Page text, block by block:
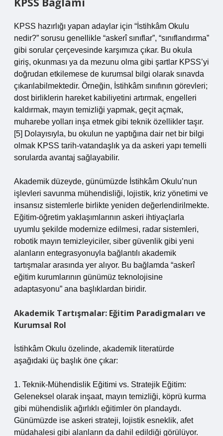
KPSS hazırlığı yapan adaylar için “İstihkâm Okulu
nedir?” sorusu genellikle “askerî sınıflar”, “sınıflandırma”
gibi sorular çerçevesinde karşımıza çıkar. Bu okula
giriş, okunması ya da mezunu olma gibi şartlar KPSS’yi
doğrudan etkilemese de kurumsal bilgi olarak sınavda
çıkarılabilmektedir. Örneğin, İstihkâm sınıfının görevleri;
dost birliklerin hareket kabiliyetini artırmak, engelleri
kaldırmak, mayın temizliği yapmak, geçit açmak,
muharebe yolları inşa etmek gibi teknik özellikler taşır.
[5] Dolayısıyla, bu okulun ne yaptığına dair net bir bilgi
olmak KPSS tarih‑vatandaşlık ya da askeri yapı temelli
sorularda avantaj sağlayabilir.
Akademik düzeyde, günümüzde İstihkâm Okulu’nun
işlevleri savunma mühendisliği, lojistik, kriz yönetimi ve
insansız sistemlerle birlikte yeniden değerlendirilmekte.
Eğitim‑öğretim yaklaşımlarının askeri ihtiyaçlarla
uyumlu şekilde modernize edilmesi, radar sistemleri,
robotik mayın temizleyiciler, siber güvenlik gibi yeni
alanların entegrasyonuyla bağlantılı akademik
tartışmalar arasında yer alıyor. Bu bağlamda “askerî
eğitim kurumlarının günümüz teknolojisine
adaptasyonu” ana başlıklardan biridir.
Akademik Tartışmalar: Eğitim Paradigmaları ve
Kurumsal Rol
İstihkâm Okulu özelinde, akademik literatürde
aşağıdaki üç başlık öne çıkar:
1. Teknik‑Mühendislik Eğitimi vs. Stratejik Eğitim:
Geleneksel olarak inşaat, mayın temizliği, köprü kurma
gibi mühendislik ağırlıklı eğitimler ön plandaydı.
Günümüzde ise askeri strateji, lojistik esneklik, afet
müdahalesi gibi alanların da dahil edildiği görülüyor.